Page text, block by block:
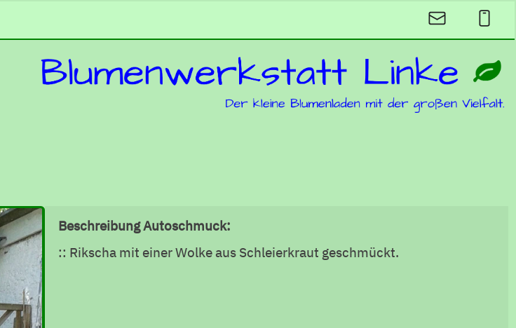
Beschreibung Autoschmuck:
:: Rikscha mit einer Wolke aus Schleierkraut geschmückt.